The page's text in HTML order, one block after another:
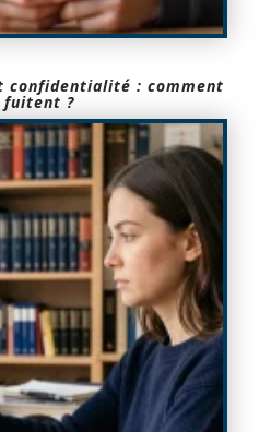
confidentialité : comment
fuitent ?